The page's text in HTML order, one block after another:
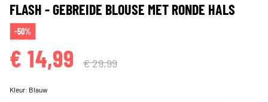
FLASH - GEBREIDE BLOUSE MET RONDE HALS
-50%
€ 14,99 € 29,99
Kleur: Blauw